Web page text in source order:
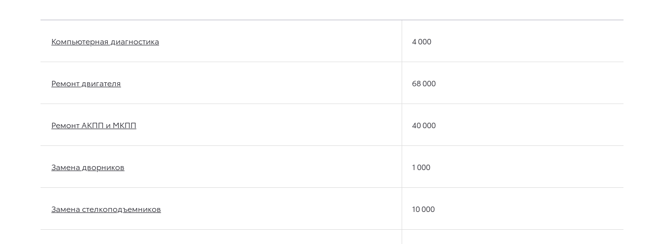
Компьютерная диагностика 4 000
Ремонт двигателя 68 000
Ремонт АКПП и МКПП 40 000
Замена дворников 1 000
Замена стелкоподъемников 10 000